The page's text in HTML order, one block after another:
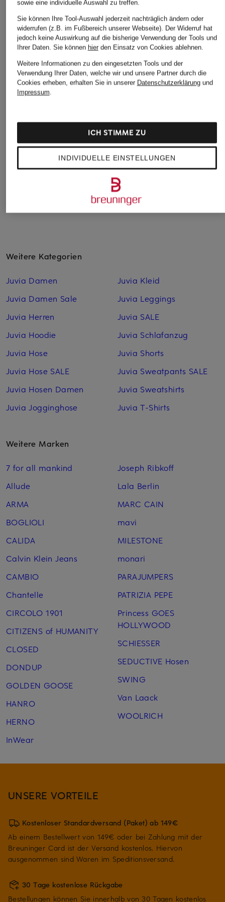
+Aktionsrabatt
BRAX
Bestpreis:93,49 €
+Aktionsrabatt
MARC CAIN
Sweat
222,99 €
Bestpreis: 189,54 €
Marc O'Polo
Marlenehose aus
Weitere Kategorien
Juvia Damen
Juvia Damen Sale
Juvia Herren
Juvia Hoodie
Juvia Hose
Juvia Hose SALE
Juvia Hosen Damen
Juvia Jogginghose
Juvia Kleid
Juvia Leggings
Juvia SALE
Juvia Schlafanzug
Juvia Shorts
Juvia Sweatpants SALE
Juvia Sweatshirts
Juvia T-Shirts
Weitere Marken
7 for all mankind
Allude
ARMA
BOGLIOLI
CALIDA
Calvin Klein Jeans
CAMBIO
Chantelle
CIRCOLO 1901
CITIZENS of HUMANITY
CLOSED
DONDUP
GOLDEN GOOSE
HANRO
HERNO
InWear
Joseph Ribkoff
Lala Berlin
MARC CAIN
mavi
MILESTONE
monari
PARAJUMPERS
PATRIZIA PEPE
Princess GOES
HOLLYWOOD
SCHIESSER
SEDUCTIVE Hosen
SWING
Van Laack
WOOLRICH
UNSERE VORTEILE
Kostenloser Standardversand (Paket) ab 149€
Ab einem Bestellwert von 149€ oder bei Zahlung mit der
Breuninger Card ist der Versand kostenlos. Hiervon
ausgenommen sind Waren im Speditionsversand.
30 Tage kostenlose Rückgabe
Bestellungen können Sie innerhalb von 30 Tagen kostenlos
sowie eine individuelle Auswahl zu treffen.
Sie können Ihre Tool-Auswahl jederzeit nachträglich ändern oder
widerrufen (z.B. im Fußbereich unserer Webseite). Der Widerruf hat
jedoch keine Auswirkung auf die bisherige Verwendung der Tools und
Ihrer Daten. Sie können hierden Einsatz von Cookies ablehnen.
Weitere Informationen zu den eingesetzten Tools und der
Verwendung Ihrer Daten, welche wir und unsere Partner durch die
Cookies erheben, erhalten Sie in unserer Datenschutzerklärungund
Impressum.
INDIVIDUELLE EINSTELLUNGEN
ICH STIMME ZU